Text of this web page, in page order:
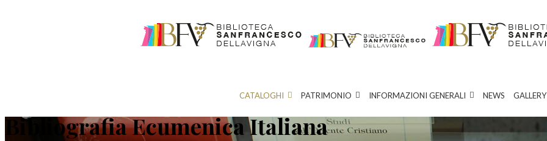
CATALOGHI PATRIMONIO INFORMAZIONI GENERALI NEWS GALLERY
Bibliografia Ecumenica Italiana